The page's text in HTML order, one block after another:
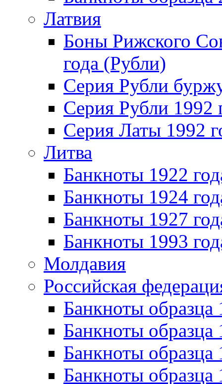
Латвия
Боны Рижского
года (Рубли)
Серия Рубли
Серия Рубли 1992
Серия Латы 1992
Литва
Банкноты 1922
Банкноты 1924
Банкноты 1927
Банкноты 1993
Молдавия
Российская
Банкноты образца
Банкноты образца
Банкноты образца
Банкноты образца